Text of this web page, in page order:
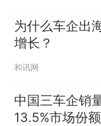
为什么车企出
增长？
和讯网
中国三车企销
13.5%市场份